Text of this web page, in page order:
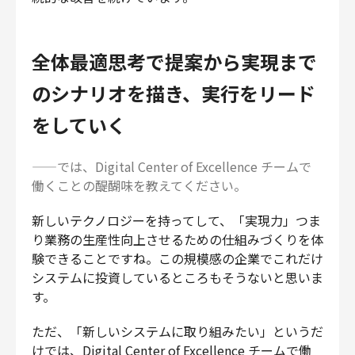
全体最適思考で提案から実現まで
のシナリオを描き、実行をリード
をしていく
——では、Digital Center of Excellence チームで
働くことの醍醐味を教えてください。
新しいテクノロジーを持ってして、「実現力」つま
り業務の生産性向上させるための仕組みづくりを体
験できることですね。この規模感の企業でこれだけ
システムに投資しているところもそうないと思いま
す。
ただ、「新しいシステムに取り組みたい」というだ
けでは、Digital Center of Excellence チームで働